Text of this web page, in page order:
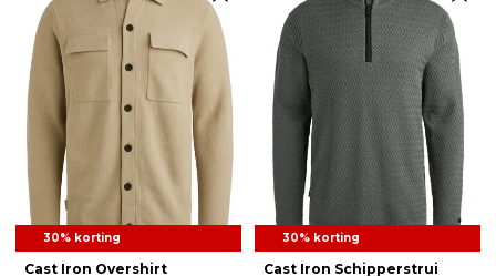
30% korting
Cast Iron Overshirt
30% korting
Cast Iron Schipperstrui